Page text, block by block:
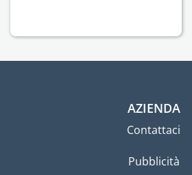
AZIENDA
Contattaci
Pubblicità